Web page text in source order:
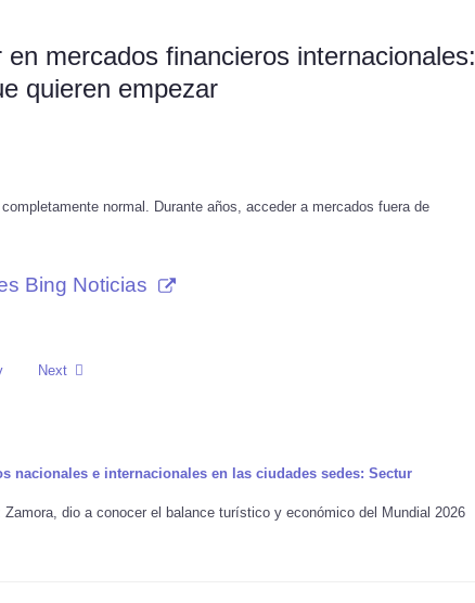
mercados financieros internacionales:
quieren empezar
normal. Durante años, acceder a mercados fuera de
Bing Noticias
Next
nacionales e internacionales en las ciudades sedes: Sectur
dio a conocer el balance turístico y económico del Mundial 2026